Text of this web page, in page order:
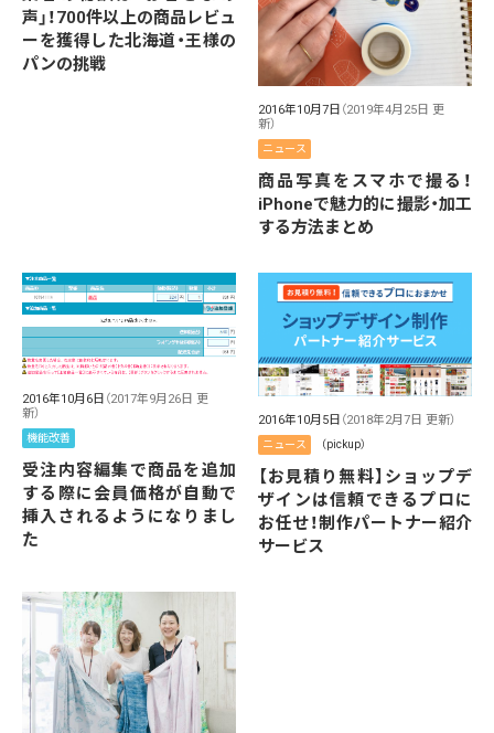
声」！700件以上の商品レビュ
ーを獲得した北海道・王様の
パンの挑戦
2016年10月7日 （2019年4月25日 更
新）
ニュース
商品写真をスマホで撮る！
iPhoneで魅力的に撮影・加工
する方法まとめ
2016年10月6日 （2017年9月26日 更
新）
機能改善
受注内容編集で商品を追加
する際に会員価格が自動で
挿入されるようになりまし
た
2016年10月5日 （2018年2月7日 更新）
ニュース （pickup）
【お見積り無料】ショップデ
ザインは信頼できるプロに
お任せ！制作パートナー紹介
サービス